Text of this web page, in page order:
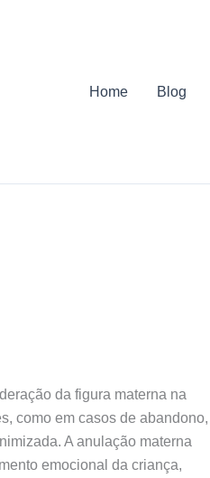
Home Blog
da figura materna na
como em casos de abandono,
A anulação materna
emocional da criança,